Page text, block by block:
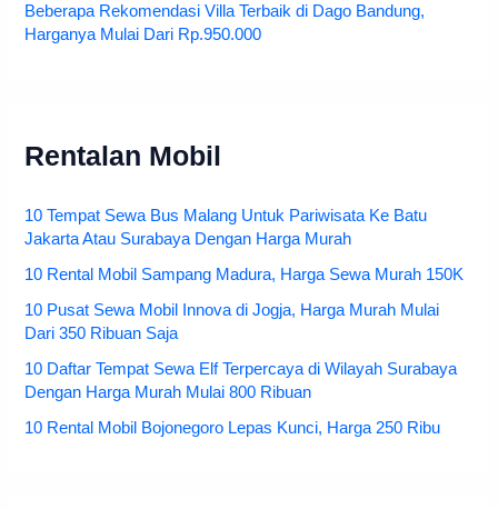
Beberapa Rekomendasi Villa Terbaik di Dago Bandung,
Harganya Mulai Dari Rp.950.000
Rentalan Mobil
10 Tempat Sewa Bus Malang Untuk Pariwisata Ke Batu
Jakarta Atau Surabaya Dengan Harga Murah
10 Rental Mobil Sampang Madura, Harga Sewa Murah 150K
10 Pusat Sewa Mobil Innova di Jogja, Harga Murah Mulai
Dari 350 Ribuan Saja
10 Daftar Tempat Sewa Elf Terpercaya di Wilayah Surabaya
Dengan Harga Murah Mulai 800 Ribuan
10 Rental Mobil Bojonegoro Lepas Kunci, Harga 250 Ribu